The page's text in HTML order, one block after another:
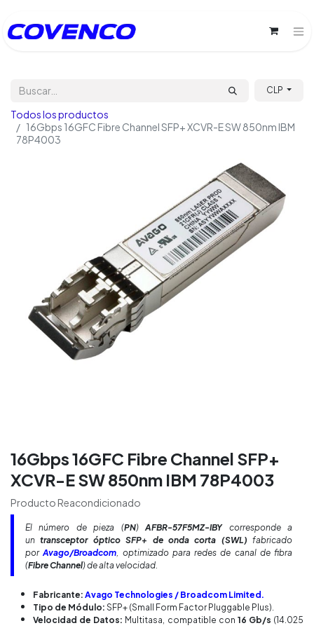
CLP
Todos los productos
16Gbps 16GFC Fibre Channel SFP+ XCVR-E SW 850nm IBM
78P4003
16Gbps 16GFC Fibre Channel SFP+
XCVR-E SW 850nm IBM 78P4003
Producto Reacondicionado
El número de pieza (PN)AFBR-57F5MZ-IBYcorresponde a
untransceptor óptico SFP+ de onda corta (SWL) fabricado
porAvago/Broadcom, optimizado para redes de canal de fibra
(Fibre Channel) de alta velocidad.
Fabricante: Avago Technologies / Broadcom Limited.
Tipo de Módulo: SFP+ (Small Form Factor Pluggable Plus).
Velocidad de Datos: Multitasa, compatible con 16 Gb/s (14.025